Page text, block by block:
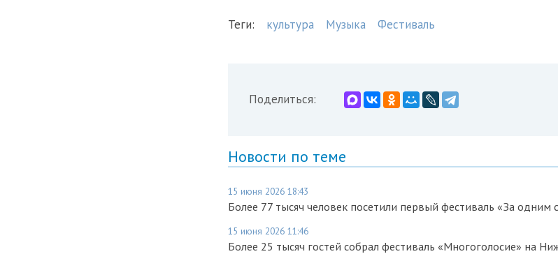
Теги: культура Музыка Фестиваль
Поделиться:
Новости по теме
15 июня 2026 18:43
Более 77 тысяч человек посетили первый фестиваль «За
15 июня 2026 11:46
Более 25 тысяч гостей собрал фестиваль «Многоголосие» на